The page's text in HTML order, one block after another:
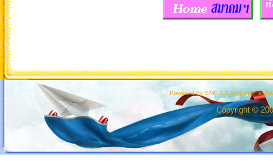
Powered by SMF 1.1.10 | SMF ©
Copyright ©